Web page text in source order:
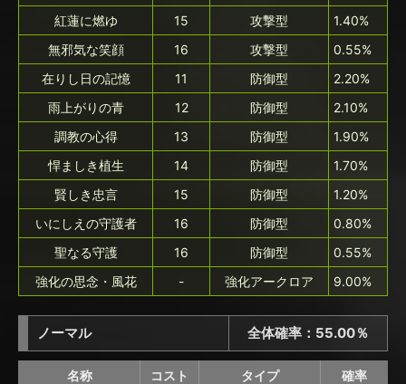
紅蓮に燃ゆ
15 攻撃型
1.40%
無邪気な笑顔
16 攻撃型
0.55%
在りし日の記憶
11 防御型
2.20%
雨上がりの青
12 防御型
2.10%
調教の心得
13 防御型
1.90%
悍ましき植生
14 防御型
1.70%
賢しき忠言
15 防御型
1.20%
いにしえの守護者
16 防御型
0.80%
聖なる守護
16 防御型
0.55%
強化の思念・風花
- 強化アークロア 9.00%
ノーマル 全体確率：55.00％
名称 コスト タイプ
確率